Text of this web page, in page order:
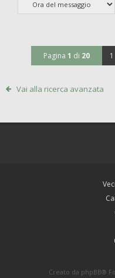
Pagina 1 di 20 1
Vai alla ricerca avanzata
Creato da phpBB®